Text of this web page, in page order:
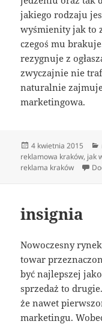
jakiego rodzaju
wyśmienity jak to
czegoś mu
rezygnuje z
zwyczajnie nie
naturalnie
marketingowa.
Data
publikacji
4 kwietnia 2015
reklamowa kraków, jak
reklama kraków
insignia
Nowoczesny
towar
być najlepszej
sprzedaż to
że nawet
marketingu.